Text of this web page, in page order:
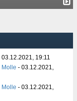
03.12.2021, 19:11
Molle - 03.12.2021,
Molle - 03.12.2021,